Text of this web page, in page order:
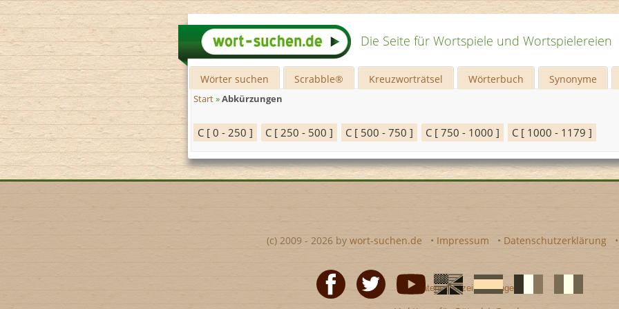
Die Seite für Wortspiele und Wortspielereien
Wörter suchen Scrabble® Kreuzworträtsel Wörterbuch Synonyme
Start»Abkürzungen
C [ 0 - 250 ] C [ 250 - 500 ] C [ 500 - 750 ] C [ 750 - 1000 ] C [ 1000 - 1179 ]
(c) 2009 - 2026 by wort-suchen.de • Impressum • Datenschutzerklärung
• Datenschutzeinstellungen